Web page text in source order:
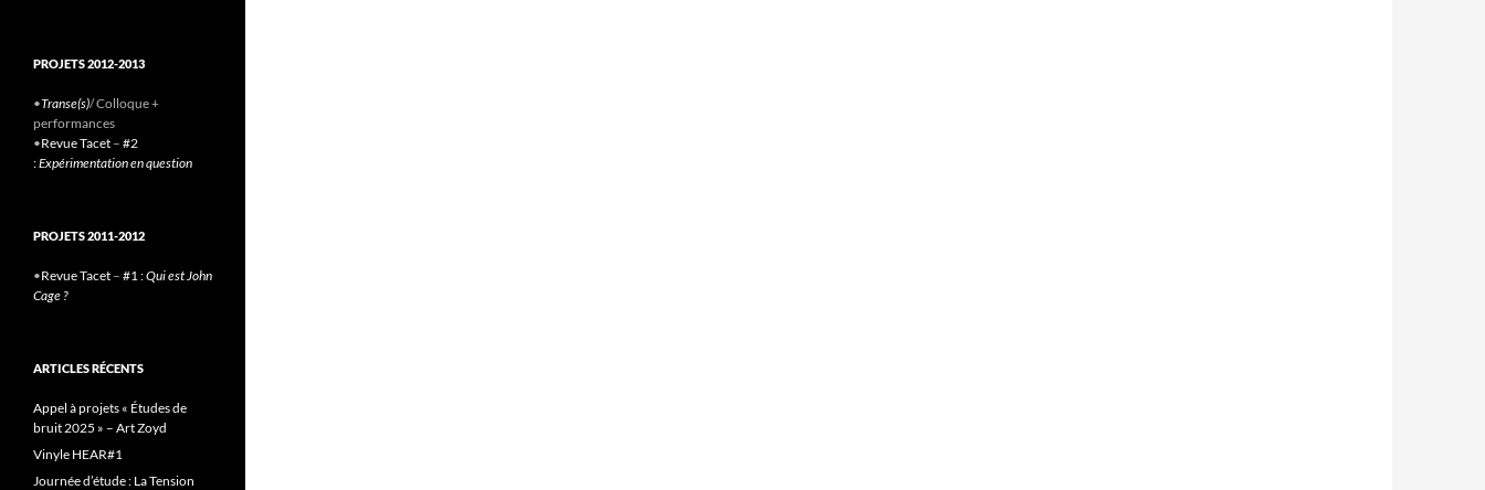
PROJETS 2012-2013
•Transe(s)/ Colloque +
performances
•Revue Tacet – #2
:Expérimentation en question
PROJETS 2011-2012
•Revue Tacet – #1 :Qui est John
Cage ?
ARTICLES RÉCENTS
Appel à projets « Études de
bruit 2025 » – Art Zoyd
Vinyle HEAR#1
Journée d’étude : La Tension